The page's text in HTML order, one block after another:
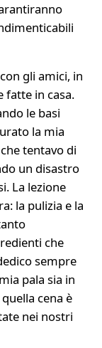
gli amici, in
fatte in casa.
le basi
la mia
tentavo di
un disastro
La lezione
la pulizia e la
che
sempre
pala sia in
cena è
nei nostri